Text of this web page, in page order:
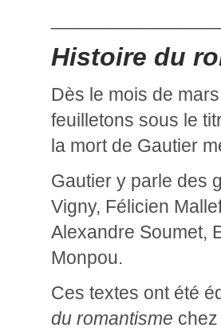
Histoire du
Dès le mois de
feuilletons sous le
la mort de Gautier
Gautier y parle des
Vigny, Félicien
Alexandre Soumet,
Monpou.
Ces textes ont été
du romantisme